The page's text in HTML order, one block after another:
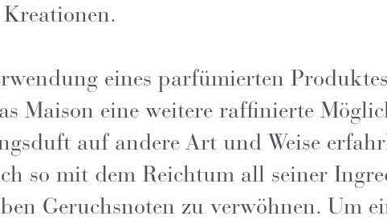
eines parfümierten
Maison eine weitere raffinierte
auf andere Art und Weise
so mit dem Reichtum all seiner
Geruchsnoten zu verwöhnen. Um